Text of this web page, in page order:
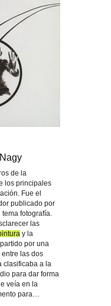
de la
los principales
Fue el
publicado por
fotografía.
las
y la
por una
las dos
clasificaba a la
para dar forma
veía en la
para…